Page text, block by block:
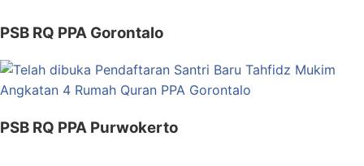
PSB RQ PPA Gorontalo
PSB RQ PPA Purwokerto